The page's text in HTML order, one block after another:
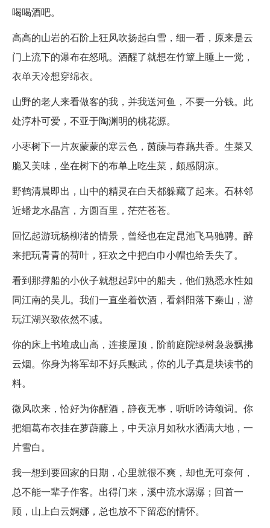
喝喝酒吧。
高高的山岩的石阶上狂风吹扬起白雪，细一看，原来是云
门上流下的瀑布在怒吼。酒醒了就想在竹簟上睡上一觉，
衣单天冷想穿绵衣。
山野的老人来看做客的我，并我送河鱼，不要一分钱。此
处淳朴可爱，不亚于陶渊明的桃花源。
小枣树下一片灰蒙蒙的寒云色，茵蔯与春藕共香。生菜又
脆又美味，坐在树下的布单上吃生菜，颇感阴凉。
野鹤清晨即出，山中的精灵在白天都躲藏了起来。石林邻
近蟠龙水晶宫，方圆百里，茫茫苍苍。
回忆起游玩杨柳渚的情景，曾经也在定昆池飞马驰骋。醉
来把玩青青的荷叶，狂欢之中把白巾小帽也给丢失了。
看到那撑船的小伙子就想起郢中的船夫，他们熟悉水性如
同江南的吴儿。我们一直坐着饮酒，看斜阳落下秦山，游
玩江湖兴致依然不减。
你的床上书堆成山高，连接屋顶，阶前庭院绿树袅袅飘拂
云烟。你身为将军却不好兵黩武，你的儿子真是块读书的
料。
微风吹来，恰好为你醒酒，静夜无事，听听吟诗颂词。你
把细葛布衣挂在萝薜藤上，中天凉月如秋水洒满大地，一
片雪白。
我一想到要回家的日期，心里就很不爽，却也无可奈何，
总不能一辈子作客。出得门来，溪中流水潺潺；回首一
顾，山上白云婀娜，总也放不下留恋的情怀。